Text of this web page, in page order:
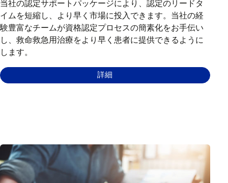
当社の認定サポートパッケージにより、認定のリードタ
イムを短縮し、より早く市場に投入できます。当社の経
験豊富なチームが資格認定プロセスの簡素化をお手伝い
し、救命救急用治療をより早く患者に提供できるように
します。
詳細